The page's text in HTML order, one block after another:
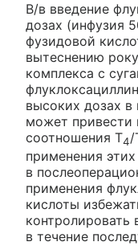
В/в введение
дозах (инфузия
фузидовой
вытеснению
комплекса с
высоких дозах
может привести
соотношения T4/
применения
в
применения
кислоты
контролировать
в течение